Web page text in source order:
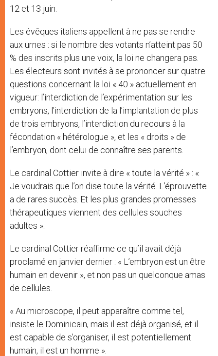
12 et 13 juin.
Les évêques italiens appellent à ne pas se rendre
aux urnes : si le nombre des votants n’atteint pas 50
% des inscrits plus une voix, la loi ne changera pas.
Les électeurs sont invités à se prononcer sur quatre
questions concernant la loi « 40 » actuellement en
vigueur: l’interdiction de l’expérimentation sur les
embryons, l’interdiction de la l’implantation de plus
de trois embryons, l’interdiction du recours à la
fécondation « hétérologue », et les « droits » de
l’embryon, dont celui de connaître ses parents.
Le cardinal Cottier invite à dire « toute la vérité » : «
Je voudrais que l’on dise toute la vérité. L’éprouvette
a de rares succès. Et les plus grandes promesses
thérapeutiques viennent des cellules souches
adultes ».
Le cardinal Cottier réaffirme ce qu’il avait déjà
proclamé en janvier dernier : « L’embryon est un être
humain en devenir », et non pas un quelconque amas
de cellules.
« Au microscope, il peut apparaître comme tel,
insiste le Dominicain, mais il est déjà organisé, et il
est capable de s’organiser, il est potentiellement
humain, il est un homme ».